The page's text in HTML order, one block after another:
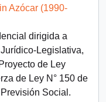
Azócar (1990-
dirigida a
Legislativa,
de Ley
de Ley N° 150 de
Social.